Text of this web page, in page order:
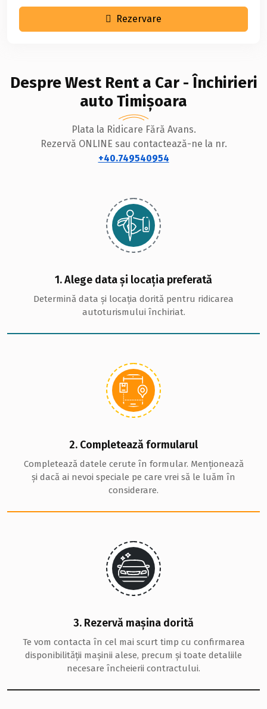
Rezervare
Despre West Rent a Car - Închirieri
auto Timișoara
Plata la Ridicare Fără Avans.
Rezervă ONLINE sau contactează-ne la nr.
+40.749540954
1. Alege data și locația preferată
Determină data și locația dorită pentru ridicarea
autoturismului închiriat.
2. Completează formularul
Completează datele cerute în formular. Menționează
și dacă ai nevoi speciale pe care vrei să le luăm în
considerare.
3. Rezervă mașina dorită
Te vom contacta în cel mai scurt timp cu confirmarea
disponibilității mașinii alese, precum și toate detaliile
necesare încheierii contractului.